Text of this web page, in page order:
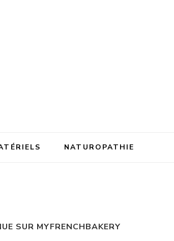
NATUROPATHIE
SUR MYFRENCHBAKERY